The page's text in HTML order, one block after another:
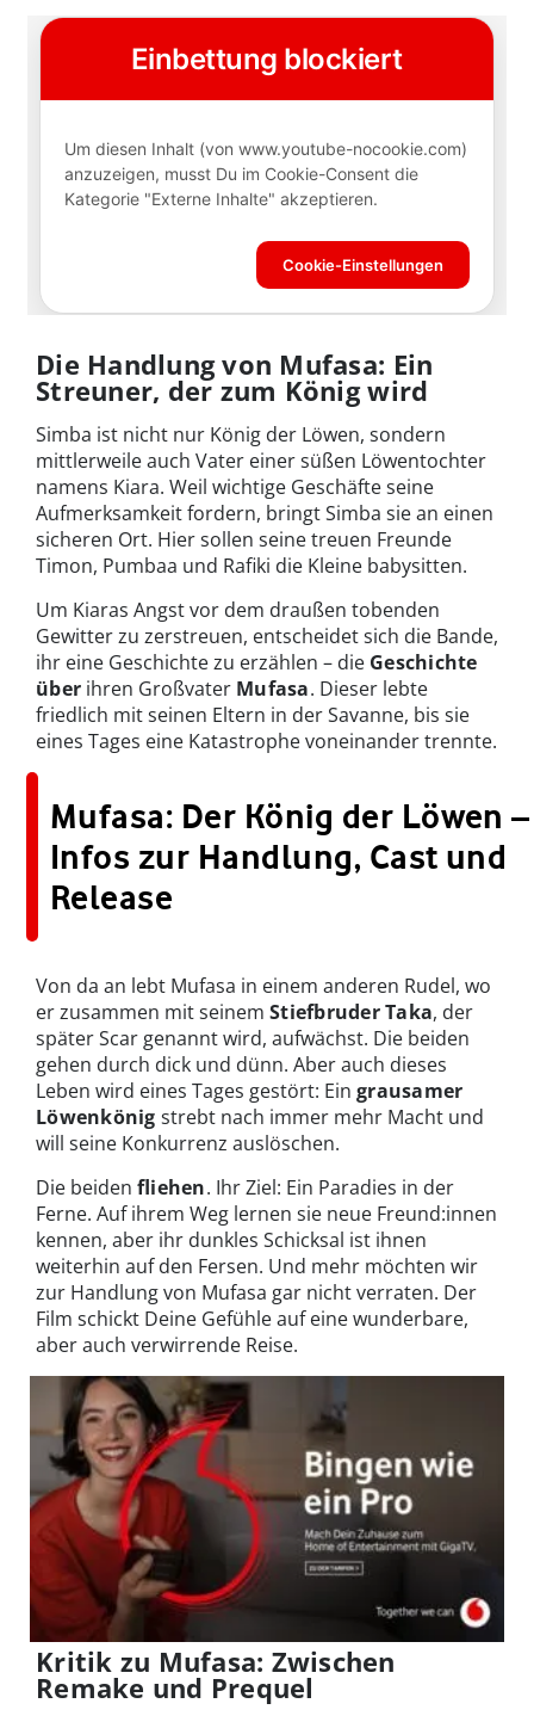
Die Handlung von Mufasa: Ein
Streuner, der zum König wird
Simba ist nicht nur König der Löwen, sondern
mittlerweile auch Vater einer süßen Löwentochter
namens Kiara. Weil wichtige Geschäfte seine
Aufmerksamkeit fordern, bringt Simba sie an einen
sicheren Ort. Hier sollen seine treuen Freunde
Timon, Pumbaa und Rafiki die Kleine babysitten.
Um Kiaras Angst vor dem draußen tobenden
Gewitter zu zerstreuen, entscheidet sich die Bande,
ihr eine Geschichte zu erzählen – die Geschichte
über ihren Großvater Mufasa. Dieser lebte
friedlich mit seinen Eltern in der Savanne, bis sie
eines Tages eine Katastrophe voneinander trennte.
Mufasa: Der König der Löwen –
Infos zur Handlung, Cast und
Release
Von da an lebt Mufasa in einem anderen Rudel, wo
er zusammen mit seinem Stiefbruder Taka, der
später Scar genannt wird, aufwächst. Die beiden
gehen durch dick und dünn. Aber auch dieses
Leben wird eines Tages gestört: Ein grausamer
Löwenkönig strebt nach immer mehr Macht und
will seine Konkurrenz auslöschen.
Die beiden fliehen. Ihr Ziel: Ein Paradies in der
Ferne. Auf ihrem Weg lernen sie neue Freund:innen
kennen, aber ihr dunkles Schicksal ist ihnen
weiterhin auf den Fersen. Und mehr möchten wir
zur Handlung von Mufasa gar nicht verraten. Der
Film schickt Deine Gefühle auf eine wunderbare,
aber auch verwirrende Reise.
Kritik zu Mufasa: Zwischen
Remake und Prequel